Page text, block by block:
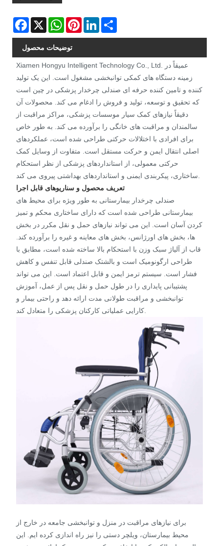
Facebook
X WhatsAppPinterestLinkedIn
توضیحات محصول
Xiamen Hongyu Intelligent Technology Co., Ltd. عمیقاً در
زمینه دستگاه های کمکی توانبخشی مشغول است. این یک تولید
کننده و تامین کننده حرفه ای صندلی چرخدار پزشکی در چین است
که تحقیق و توسعه، تولید و فروش را ادغام می کند. محصولات آن
دقیقاً نیازهای کمک سیار موسسات پزشکی، مراکز مراقبت از
سالمندان و مراقبت های خانگی را برآورده می کند. به طور خاص
برای افرادی با اختلالات حرکتی طراحی شده است، عملکردهای
اصلی انتقال ایمن و حرکت مستقل است. متفاوت از وسایل کمک
حرکتی معمولی، از استانداردهای پزشکی از نظر استحکام
تعریف محصول و سناریوهای قابل اجرا
صندلی چرخدار بیمارستانی به طور ویژه برای محیط های
بیمارستانی طراحی شده است که دارای ساختاری محکم و تمیز
کردن آسان است. این می تواند نیازهای حمل و نقل مکرر در بخش
ها، بخش های اورژانس، بخش های معاینه و غیره را برآورده کند.
قاب از آلیاژ سبک وزن با استحکام بالا ساخته شده است، مطابق با
طراحی ارگونومیک است و بالشتک صندلی قابل تنفس و کاهش
فشار است. سیستم ترمز ایمن و قابل اعتماد است. این می تواند
پشتیبانی پایداری را در طول حمل و نقل پس از عمل، آموزش
توانبخشی و مراقبت طولانی مدت ارائه دهد و راحتی بیمار و
کارایی عملیاتی کارکنان پزشکی را متعادل کند.
برای نیازهای مراقبت در منزل و توانبخشی جامعه در خارج از
محیط بیمارستان، ویلچر دستی را نیز راه اندازی کرده ایم. این